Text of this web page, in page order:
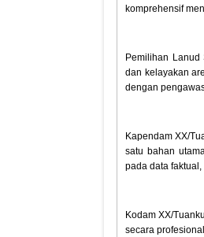
komprehensif
Pemilihan Lanud
dan kelayakan
dengan
Kapendam XX/
satu bahan
pada data
Kodam XX/
secara